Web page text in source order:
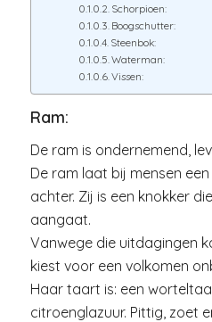
Schorpioen:
Boogschutter:
Steenbok:
Waterman:
Vissen:
Ram:
De ram is ondernemend,
De ram laat bij mensen
achter. Zij is een knokker
aangaat.
Vanwege die uitdagingen
kiest voor een volkomen
Haar taart is: een
citroenglazuur. Pittig, zoet